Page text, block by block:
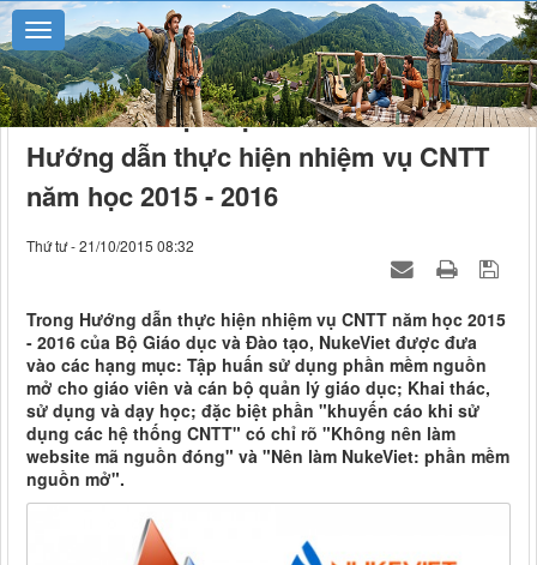
NukeViet được Bộ GD&ĐT đưa vào
Hướng dẫn thực hiện nhiệm vụ CNTT
năm học 2015 - 2016
Thứ tư - 21/10/2015 08:32
Trong Hướng dẫn thực hiện nhiệm vụ CNTT năm học 2015
- 2016 của Bộ Giáo dục và Đào tạo, NukeViet được đưa
vào các hạng mục: Tập huấn sử dụng phần mềm nguồn
mở cho giáo viên và cán bộ quản lý giáo dục; Khai thác,
sử dụng và dạy học; đặc biệt phần "khuyến cáo khi sử
dụng các hệ thống CNTT" có chỉ rõ "Không nên làm
website mã nguồn đóng" và "Nên làm NukeViet: phần mềm
nguồn mở".